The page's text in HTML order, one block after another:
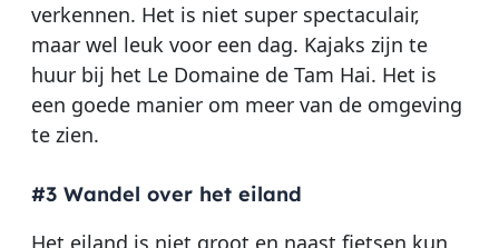
verkennen. Het is niet super spectaculair,
maar wel leuk voor een dag. Kajaks zijn te
huur bij het Le Domaine de Tam Hai. Het is
een goede manier om meer van de omgeving
te zien.
#3 Wandel over het eiland
Het eiland is niet groot en naast fietsen kun